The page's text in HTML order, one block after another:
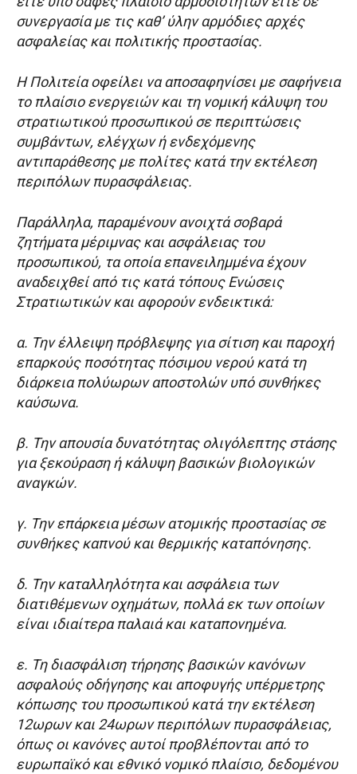
συνεργασία με τις καθ’ ύλην αρμόδιες αρχές
ασφαλείας και πολιτικής προστασίας.
Η Πολιτεία οφείλει να αποσαφηνίσει με σαφήνεια
το πλαίσιο ενεργειών και τη νομική κάλυψη του
στρατιωτικού προσωπικού σε περιπτώσεις
συμβάντων, ελέγχων ή ενδεχόμενης
αντιπαράθεσης με πολίτες κατά την εκτέλεση
περιπόλων πυρασφάλειας.
Παράλληλα, παραμένουν ανοιχτά σοβαρά
ζητήματα μέριμνας και ασφάλειας του
προσωπικού, τα οποία επανειλημμένα έχουν
αναδειχθεί από τις κατά τόπους Ενώσεις
Στρατιωτικών και αφορούν ενδεικτικά:
α. Την έλλειψη πρόβλεψης για σίτιση και παροχή
επαρκούς ποσότητας πόσιμου νερού κατά τη
διάρκεια πολύωρων αποστολών υπό συνθήκες
καύσωνα.
β. Την απουσία δυνατότητας ολιγόλεπτης στάσης
για ξεκούραση ή κάλυψη βασικών βιολογικών
αναγκών.
γ. Την επάρκεια μέσων ατομικής προστασίας σε
συνθήκες καπνού και θερμικής καταπόνησης.
δ. Την καταλληλότητα και ασφάλεια των
διατιθέμενων οχημάτων, πολλά εκ των οποίων
είναι ιδιαίτερα παλαιά και καταπονημένα.
ε. Τη διασφάλιση τήρησης βασικών κανόνων
ασφαλούς οδήγησης και αποφυγής υπέρμετρης
κόπωσης του προσωπικού κατά την εκτέλεση
12ωρων και 24ωρων περιπόλων πυρασφάλειας,
όπως οι κανόνες αυτοί προβλέπονται από το
ευρωπαϊκό και εθνικό νομικό πλαίσιο, δεδομένου